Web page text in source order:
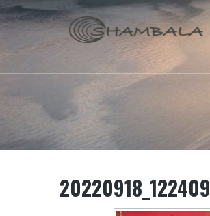
20220918_122409